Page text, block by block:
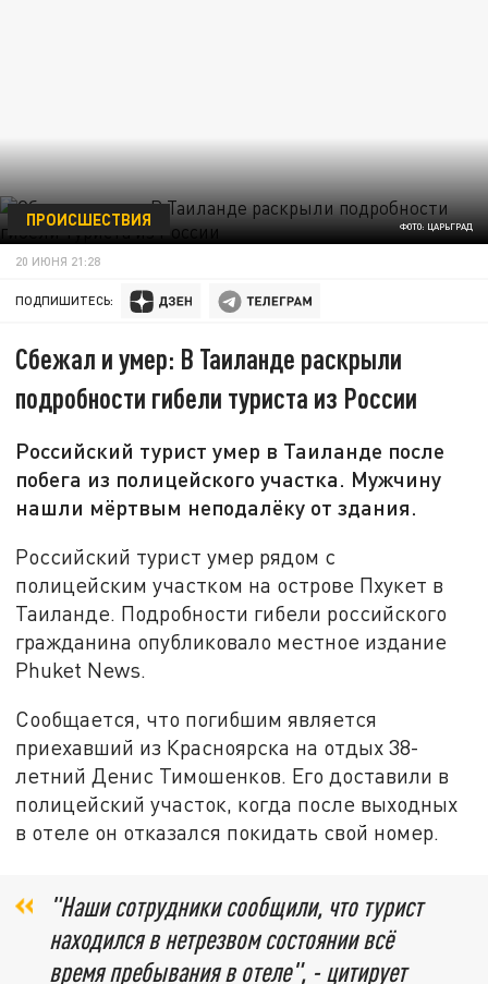
ФОТО: ЦАРЬГРАД
ПРОИСШЕСТВИЯ
20 ИЮНЯ 21:28
ПОДПИШИТЕСЬ:
Сбежал и умер: В Таиланде раскрыли
подробности гибели туриста из России
Российский турист умер в Таиланде после
побега из полицейского участка. Мужчину
нашли мёртвым неподалёку от здания.
Российский турист умер рядом с
полицейским участком на острове Пхукет в
Таиланде. Подробности гибели российского
гражданина опубликовало местное издание
Phuket News.
Сообщается, что погибшим является
приехавший из Красноярска на отдых 38-
летний Денис Тимошенков. Его доставили в
полицейский участок, когда после выходных
в отеле он отказался покидать свой номер.
"Наши сотрудники сообщили, что турист
находился в нетрезвом состоянии всё
время пребывания в отеле", - цитирует